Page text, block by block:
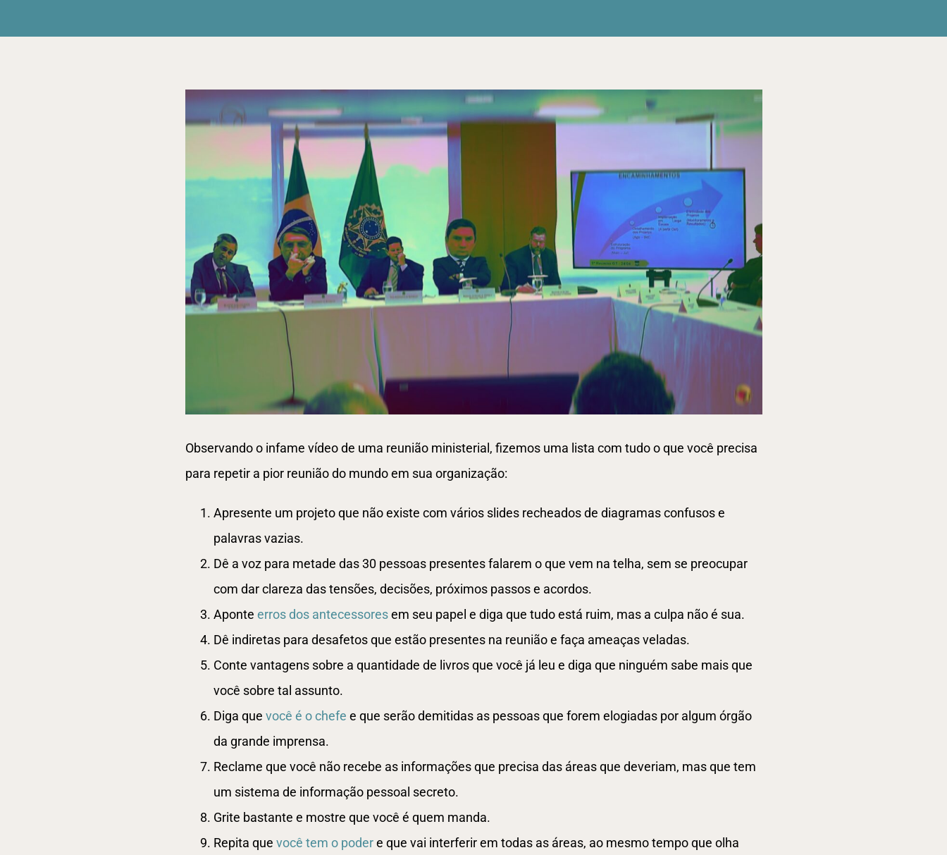
View
Larger
Observando o infame vídeo de uma reunião ministerial, fizemos uma lista com tudo o que você precisa
para repetir a pior reunião do mundo em sua organização:
Apresente um projeto que não existe com vários slides recheados de diagramas confusos e
palavras vazias.
Dê a voz para metade das 30 pessoas presentes falarem o que vem na telha, sem se preocupar
com dar clareza das tensões, decisões, próximos passos e acordos.
Aponte erros dos antecessoresem seu papel e diga que tudo está ruim, mas a culpa não é sua.
Dê indiretas para desafetos que estão presentes na reunião e faça ameaças veladas.
Conte vantagens sobre a quantidade de livros que você já leu e diga que ninguém sabe mais que
você sobre tal assunto.
Diga que você é o chefe e que serão demitidas as pessoas que forem elogiadas por algum órgão
da grande imprensa.
Reclame que você não recebe as informações que precisa das áreas que deveriam, mas que tem
um sistema de informação pessoal secreto.
Grite bastante e mostre que você é quem manda.
Repita que você tem o podere que vai interferir em todas as áreas, ao mesmo tempo que olha